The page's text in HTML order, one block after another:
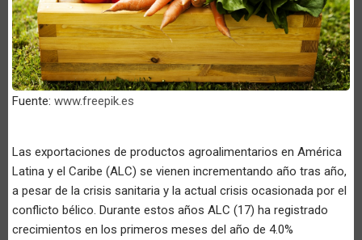
Fuente: www.freepik.es
Las exportaciones de productos agroalimentarios en América
Latina y el Caribe (ALC) se vienen incrementando año tras año,
a pesar de la crisis sanitaria y la actual crisis ocasionada por el
conflicto bélico. Durante estos años ALC (17) ha registrado
crecimientos en los primeros meses del año de 4.0%